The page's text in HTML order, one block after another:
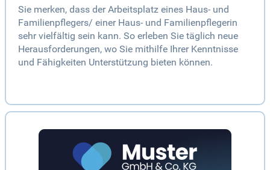
Sie merken, dass der Arbeitsplatz eines Haus- und
Familienpflegers/ einer Haus- und Familienpflegerin
sehr vielfältig sein kann. So erleben Sie täglich neue
Herausforderungen, wo Sie mithilfe Ihrer Kenntnisse
und Fähigkeiten Unterstützung bieten können.